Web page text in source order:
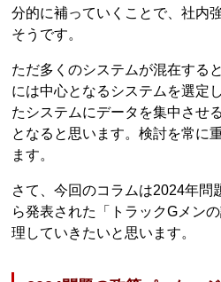
分的に補っていくことで、社内
そうです。
ただ多くのシステムが混在する
には中心となるシステムを選定
たシステムにデータを集中させ
となると思います。検討を常に
ます。
さて、今回のコラムは2024年問
ら発表された「トラックGメン
理していきたいと思います。